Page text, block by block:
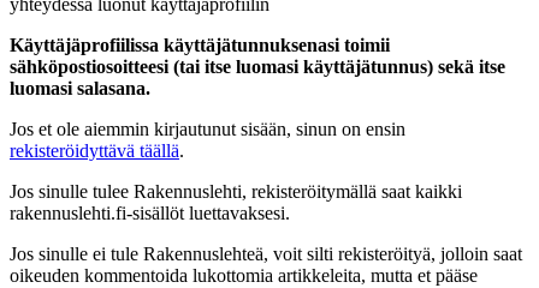
yhteydessä luonut käyttäjäprofiilin
Käyttäjäprofiilissa käyttäjätunnuksenasi toimii
sähköpostiosoitteesi (tai itse luomasi käyttäjätunnus) sekä itse
luomasi salasana.
Jos et ole aiemmin kirjautunut sisään, sinun on ensin
rekisteröidyttävä täällä.
Jos sinulle tulee Rakennuslehti, rekisteröitymällä saat kaikki
rakennuslehti.fi-sisällöt luettavaksesi.
Jos sinulle ei tule Rakennuslehteä, voit silti rekisteröityä, jolloin saat
oikeuden kommentoida lukottomia artikkeleita, mutta et pääse